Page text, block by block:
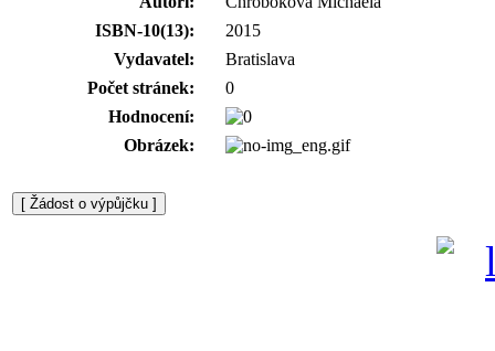
ISBN-10(13):
2015
Vydavatel:
Bratislava
Počet stránek:
0
Hodnocení:
Obrázek: